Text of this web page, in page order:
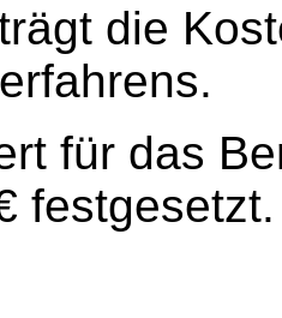
die
für das
festgesetzt.